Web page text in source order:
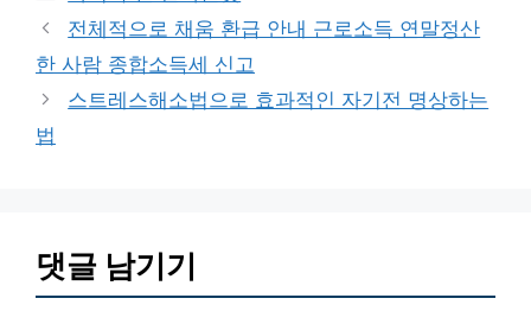
테
리
전체적으로 채움 환급 안내 근로소득 연말정산
한 사람 종합소득세 신고
스트레스해소법으로 효과적인 자기전 명상하는
법
댓글 남기기